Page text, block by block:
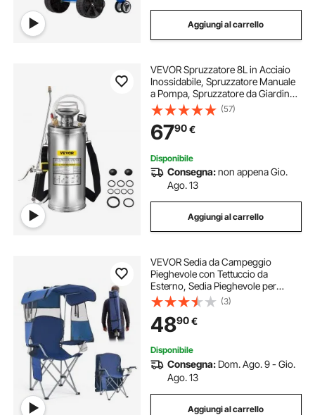
Aggiungi al carrello
VEVOR Spruzzatore 8L in Acciaio
Inossidabile, Spruzzatore Manuale
a Pompa, Spruzzatore da Giardino
Rinforzato a Pressione da 3,3
Pollici, Spruzzatore per
Giardinaggio Domestico e Pulizia
del Terreno
(57)
6790€
Disponibile
Consegna:non appena Gio.
Ago. 13
Aggiungi al carrello
VEVOR Sedia da Campeggio
Pieghevole con Tettuccio da
Esterno, Sedia Pieghevole per
Attività all'Aperto Viaggio Spiaggia
Pesca Escursionismo Carico max.
150 kg, Portabicchieri, Colore Blu
Scuro
(3)
4890€
Disponibile
Consegna: Dom. Ago. 9 - Gio.
Ago. 13
Aggiungi al carrello